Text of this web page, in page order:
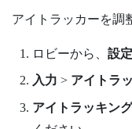
アイトラッカーを調
ロビーから、 設定
入力 > アイトラ
アイトラッキング